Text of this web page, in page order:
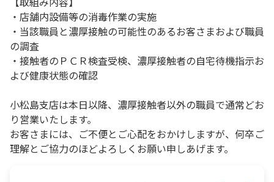
・店舗内設備等の消毒作業の実施
・当該職員と濃厚接触の可能性のあるお客さまおよび職員
の調査
・接触者のＰＣＲ検査受検、濃厚接触者の自宅待機指示お
よび健康状態の確認
小松島支店は本日以降、 濃厚接触者以外の職員で通常どお
り営業いたします。
お客さまには、ご不便とご心配をおかけしますが、何卒ご
理解とご協力のほどよろしくお願い申しあげます。